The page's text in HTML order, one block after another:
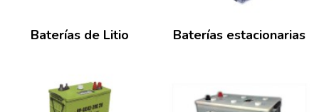
Baterías de Litio Baterías estacionarias